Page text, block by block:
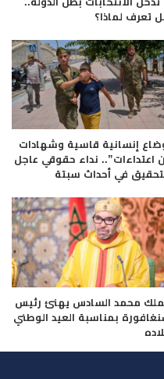
تعرف لماذا؟
إنسانية قاسية وشهادات
اعتداءات”.. نداء حقوقي عاجل
في أحداث سبتة
محمد السادس يهنئ رئيس
بمناسبة العيد الوطني